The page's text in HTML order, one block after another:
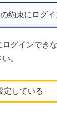
約束にログ
グインでき
。
定している